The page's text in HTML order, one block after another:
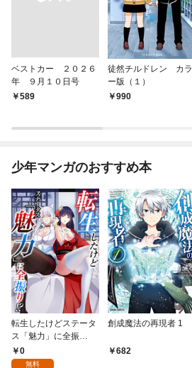
ベストカー ２０２６
年 ９月１０日号
￥589
徒然チルドレン カラ
ー版（１）
990
少年マンガのおすすめ本
転生したけどステータ
ス「魅力」に全振
り！？(1)
0
無料
創成魔法の再現者 1
682